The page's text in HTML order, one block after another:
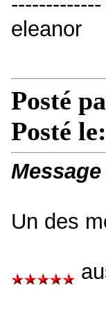
eleanor
Posté
Posté le:
Un des